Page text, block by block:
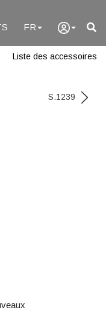
FR
Liste des accessoires
S.1239